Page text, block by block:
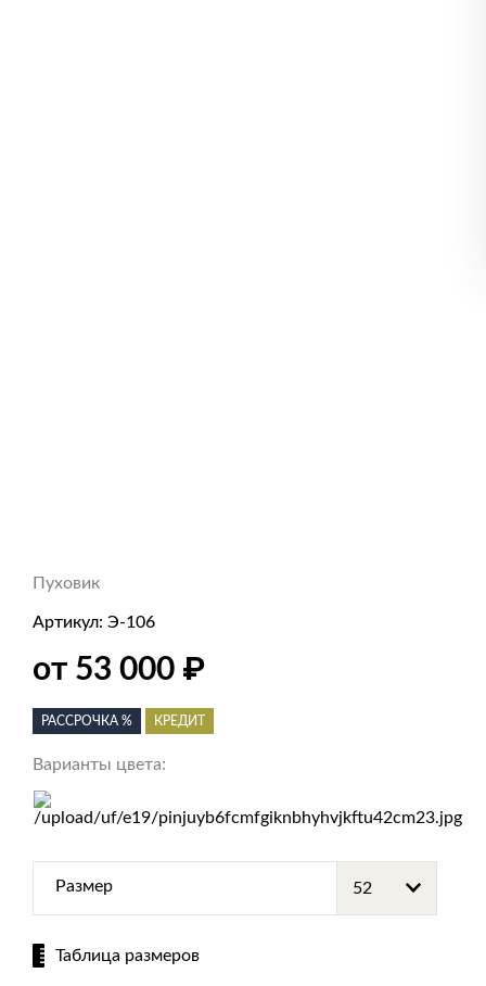
Пуховик
Артикул: Э-106
от 53 000 ₽
РАССРОЧКА % КРЕДИТ
Варианты цвета:
Размер
Таблица размеров